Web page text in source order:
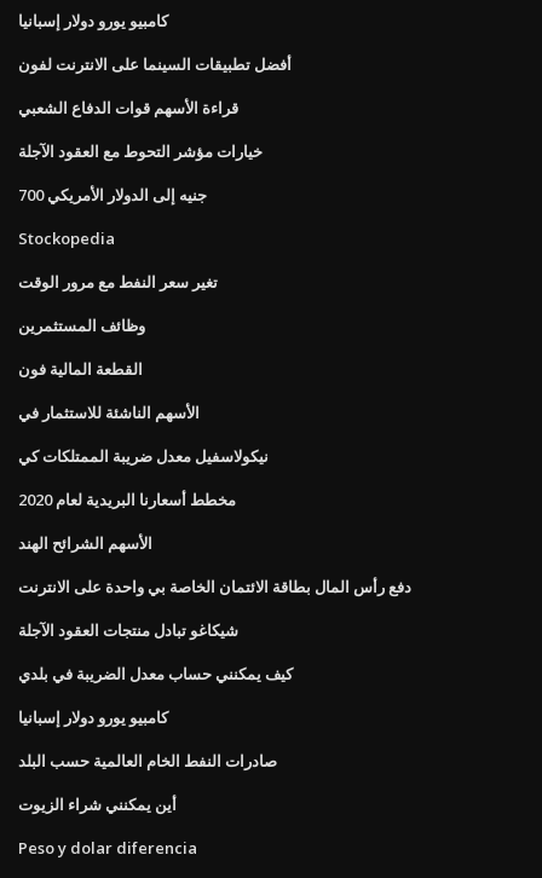
كامبيو يورو دولار إسبانيا
أفضل تطبيقات السينما على الانترنت لفون
قراءة الأسهم قوات الدفاع الشعبي
خيارات مؤشر التحوط مع العقود الآجلة
700 جنيه إلى الدولار الأمريكي
Stockopedia
تغير سعر النفط مع مرور الوقت
وظائف المستثمرين
القطعة المالية فون
الأسهم الناشئة للاستثمار في
نيكولاسفيل معدل ضريبة الممتلكات كي
مخطط أسعارنا البريدية لعام 2020
الأسهم الشرائح الهند
دفع رأس المال بطاقة الائتمان الخاصة بي واحدة على الانترنت
شيكاغو تبادل منتجات العقود الآجلة
كيف يمكنني حساب معدل الضريبة في بلدي
كامبيو يورو دولار إسبانيا
صادرات النفط الخام العالمية حسب البلد
أين يمكنني شراء الزيوت
Peso y dolar diferencia